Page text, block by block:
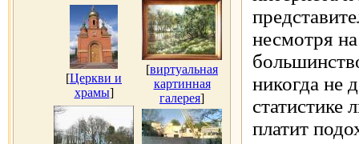
[Церкви и
храмы]
[виртуальная
картинная
галерея]
несмотря
никогда не
статистике
платит